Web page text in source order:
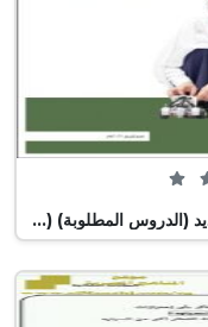
0 من 5 (0 تصويت)
خطة المحتوى التدريسي للعام الدراسي الجديد (الدروس المطلوبة) (علوم) ملفات مدرسية